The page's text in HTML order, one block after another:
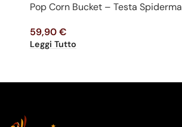
Pop Corn Bucket – Testa
59,90€
Leggi Tutto